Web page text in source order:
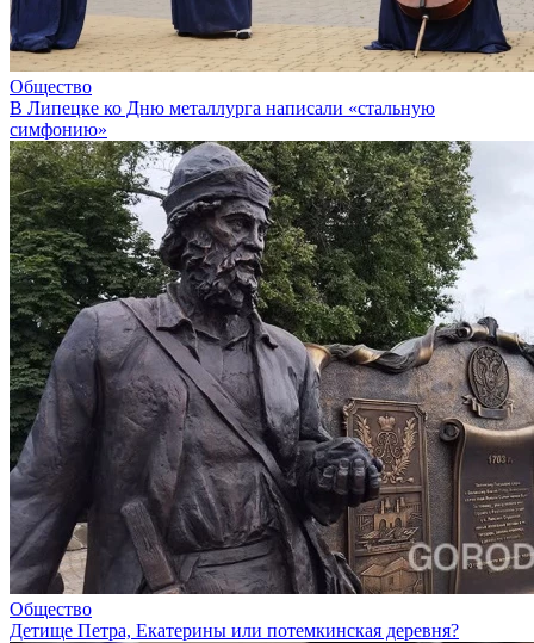
Общество
В Липецке ко Дню металлурга написали «стальную
симфонию»
Общество
Детище Петра, Екатерины или потемкинская деревня?